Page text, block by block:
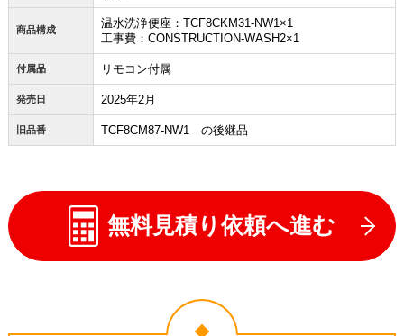
商品構成
温水洗浄便座：TCF8CKM31-NW1×1
工事費：CONSTRUCTION-WASH2×1
付属品 リモコン付属
発売日 2025年2月
旧品番 TCF8CM87-NW1 の後継品
無料見積り依頼へ進む